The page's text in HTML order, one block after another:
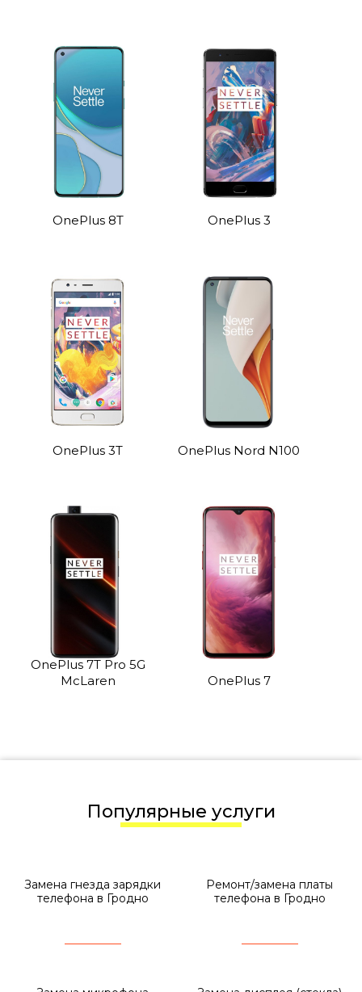
OnePlus 8T OnePlus 3
OnePlus 3T OnePlus Nord N100
OnePlus 7T Pro 5G
McLaren
OnePlus 7
Популярные услуги
Замена гнезда зарядки
телефона в Гродно
Ремонт/замена платы
телефона в Гродно